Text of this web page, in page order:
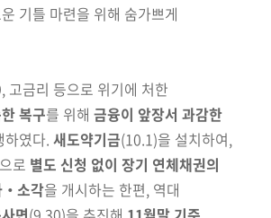
기틀 마련을 위해 숨가쁘게
고금리 등으로 위기에 처한
복구를 위해 금융이 앞장서 과감한
하였다. 새도약기금(10.1)을 설치하여,
로 별도 신청 없이 장기 연체채권의
‧ 소각을 개시하는 한편, 역대